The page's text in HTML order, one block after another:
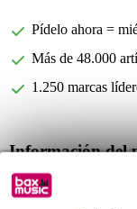
Pídelo ahora =
Más de 48.000
1.250 marcas
Información del
rueda empotrada